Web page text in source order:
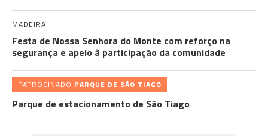
MADEIRA
Festa de Nossa Senhora do Monte com reforço na
segurança e apelo à participação da comunidade
PATROCINADO PARQUE DE SÃO TIAGO
Parque de estacionamento de São Tiago